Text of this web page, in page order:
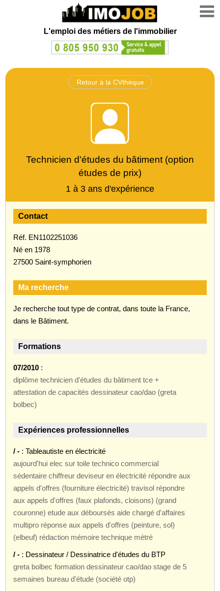
L'emploi des métiers de l'immobilier
Retour à la CVthèque
Technicien d'études du bâtiment (option
études de prix)
1 à 3 ans d'expérience
Contact
Réf. EN1102251036
Né en 1978
27500 Saint-symphorien
Ma recherche
Je recherche tout type de contrat, dans toute la France,
dans le Bâtiment.
Formations
07/2010 :
diplôme technicien d'études du bâtiment tce +
attestation de capacités dessinateur cao/dao (greta
bolbec)
Expériences professionnelles
/ - : Tableautiste en électricité
aujourd'hui elec sur toile technico commercial
sédentaire chiffreur deviseur en électricité répondre aux
appels d'offres (fourniture électricité) travisol répondre
aux appels d'offres (faux plafonds, cloisons) (grand
couronne) etude aux déboursés aide chargé d'affaires
multipro réponse aux appels d'offres (peinture, sol)
(elbeuf) rédaction mémoire technique métré
/ - : Dessinateur / Dessinatrice d'études du BTP
greta bolbec formation dessinateur cao/dao stage de 5
semaines bureau d'étude (société otp)